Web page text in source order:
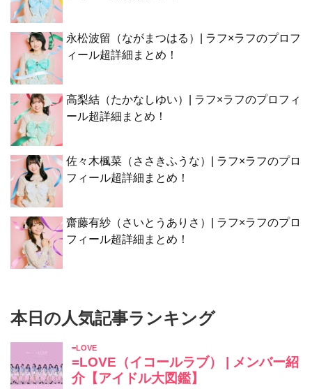
永松波留（ながまつはる）| ラフ×ラフのプロフ
ィール超詳細まとめ！
高梨結（たかなしゆい）| ラフ×ラフのプロフィ
ール超詳細まとめ！
佐々木楓菜（ささきふうな）| ラフ×ラフのプロ
フィール超詳細まとめ！
齋藤有紗（さいとうありさ）| ラフ×ラフのプロ
フィール超詳細まとめ！
本日の人気記事ランキング